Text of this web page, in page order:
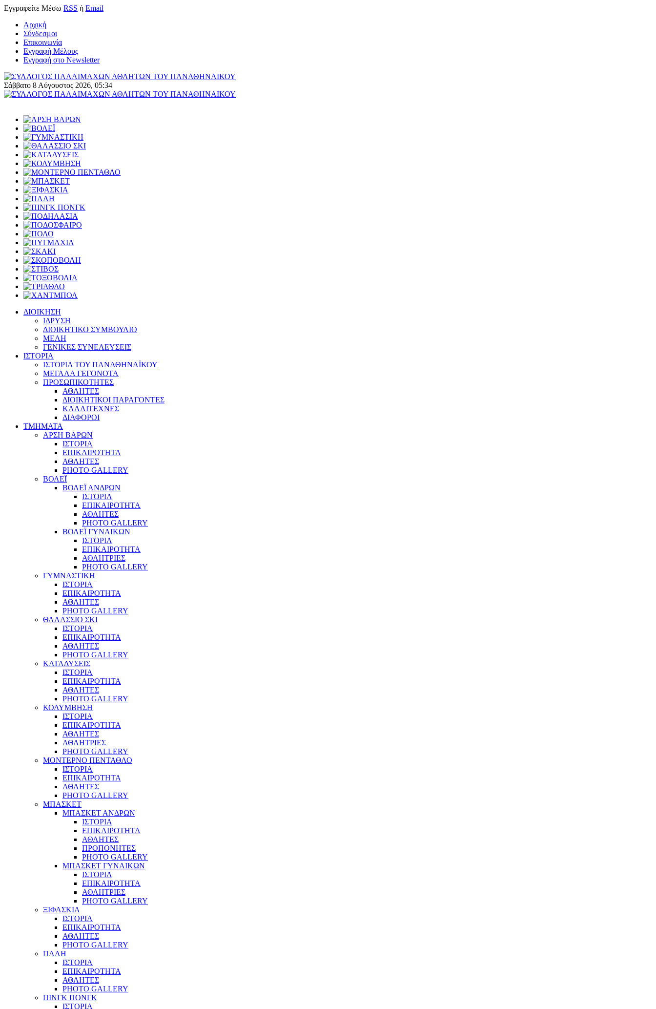
Εγγραφείτε Μέσω RSS ή Email
Αρχική
Σύνδεσμοι
Επικοινωνία
Εγγραφή Μέλους
Εγγραφή στο Newsletter
Σάββατο 8 Αύγουστος 2026, 05:34
ΔΙΟΙΚΗΣΗ
ΙΔΡΥΣΗ
ΔΙΟΙΚΗΤΙΚΟ ΣΥΜΒΟΥΛΙΟ
ΜΕΛΗ
ΓΕΝΙΚΕΣ ΣΥΝΕΛΕΥΣΕΙΣ
ΙΣΤΟΡΙΑ
ΙΣΤΟΡΙΑ ΤΟΥ ΠΑΝΑΘΗΝΑΪΚΟΥ
ΜΕΓΑΛΑ ΓΕΓΟΝΟΤΑ
ΠΡΟΣΩΠΙΚΟΤΗΤΕΣ
ΑΘΛΗΤΕΣ
ΔΙΟΙΚΗΤΙΚΟΙ ΠΑΡΑΓΟΝΤΕΣ
ΚΑΛΛΙΤΕΧΝΕΣ
ΔΙΑΦΟΡΟΙ
ΤΜΗΜΑΤΑ
ΑΡΣΗ ΒΑΡΩΝ
ΙΣΤΟΡΙΑ
ΕΠΙΚΑΙΡΟΤΗΤΑ
ΑΘΛΗΤΕΣ
PHOTO GALLERY
ΒΟΛΕΪ
ΒΟΛΕΪ ΑΝΔΡΩΝ
ΙΣΤΟΡΙΑ
ΕΠΙΚΑΙΡΟΤΗΤΑ
ΑΘΛΗΤΕΣ
PHOTO GALLERY
ΒΟΛΕΪ ΓΥΝΑΙΚΩΝ
ΙΣΤΟΡΙΑ
ΕΠΙΚΑΙΡΟΤΗΤΑ
ΑΘΛΗΤΡΙΕΣ
PHOTO GALLERY
ΓΥΜΝΑΣΤΙΚΗ
ΙΣΤΟΡΙΑ
ΕΠΙΚΑΙΡΟΤΗΤΑ
ΑΘΛΗΤΕΣ
PHOTO GALLERY
ΘΑΛΑΣΣΙΟ ΣΚΙ
ΙΣΤΟΡΙΑ
ΕΠΙΚΑΙΡΟΤΗΤΑ
ΑΘΛΗΤΕΣ
PHOTO GALLERY
ΚΑΤΑΔΥΣΕΙΣ
ΙΣΤΟΡΙΑ
ΕΠΙΚΑΙΡΟΤΗΤΑ
ΑΘΛΗΤΕΣ
PHOTO GALLERY
ΚΟΛΥΜΒΗΣΗ
ΙΣΤΟΡΙΑ
ΕΠΙΚΑΙΡΟΤΗΤΑ
ΑΘΛΗΤΕΣ
ΑΘΛΗΤΡΙΕΣ
PHOTO GALLERY
ΜΟΝΤΕΡΝΟ ΠΕΝΤΑΘΛΟ
ΙΣΤΟΡΙΑ
ΕΠΙΚΑΙΡΟΤΗΤΑ
ΑΘΛΗΤΕΣ
PHOTO GALLERY
ΜΠΑΣΚΕΤ
ΜΠΑΣΚΕΤ ΑΝΔΡΩΝ
ΙΣΤΟΡΙΑ
ΕΠΙΚΑΙΡΟΤΗΤΑ
ΑΘΛΗΤΕΣ
ΠΡΟΠΟΝΗΤΕΣ
PHOTO GALLERY
ΜΠΑΣΚΕΤ ΓΥΝΑΙΚΩΝ
ΙΣΤΟΡΙΑ
ΕΠΙΚΑΙΡΟΤΗΤΑ
ΑΘΛΗΤΡΙΕΣ
PHOTO GALLERY
ΞΙΦΑΣΚΙΑ
ΙΣΤΟΡΙΑ
ΕΠΙΚΑΙΡΟΤΗΤΑ
ΑΘΛΗΤΕΣ
PHOTO GALLERY
ΠΑΛΗ
ΙΣΤΟΡΙΑ
ΕΠΙΚΑΙΡΟΤΗΤΑ
ΑΘΛΗΤΕΣ
PHOTO GALLERY
ΠΙΝΓΚ ΠΟΝΓΚ
ΙΣΤΟΡΙΑ